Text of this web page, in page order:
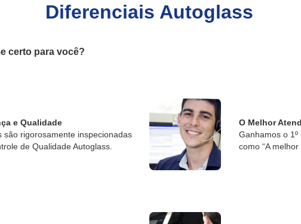
Diferenciais Autoglass
certo para você?
e Qualidade
são rigorosamente inspecionadas
de Qualidade Autoglass.
O Melhor
Ganhamos o
como “A